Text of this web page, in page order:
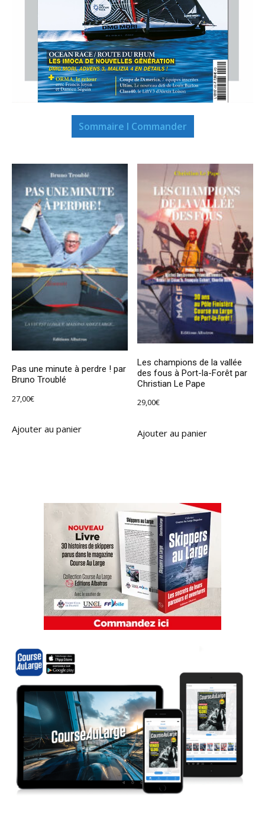
Sommaire I Commander
Pas une minute à perdre ! par
Bruno Troublé
27,00€
Ajouter au panier
Les champions de la vallée
des fous à Port-la-Forêt par
Christian Le Pape
29,00€
Ajouter au panier